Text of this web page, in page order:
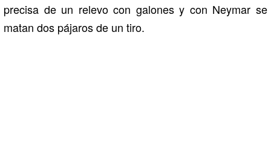
precisa de un relevo con galones y con Neymar se
matan dos pájaros de un tiro.